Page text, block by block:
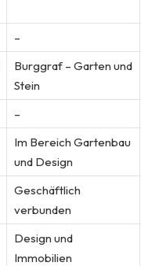
–
Burggraf – Garten und
Stein
–
Im Bereich Gartenbau
und Design
Geschäftlich
verbunden
Design und
Immobilien